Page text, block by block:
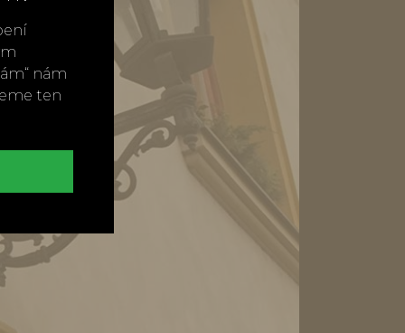
nám
ten